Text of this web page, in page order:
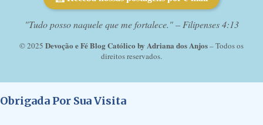
"Tudo posso naquele que me fortalece." – Filipenses 4:13
© 2025 Devoção e Fé Blog Católico by Adriana dos Anjos– Todos os
direitos reservados.
Obrigada Por Sua Visita